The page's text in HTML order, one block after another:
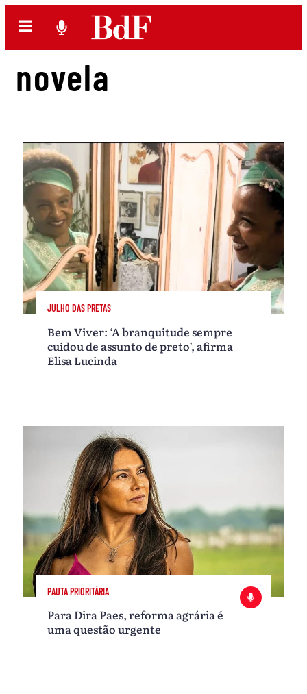
novela
JULHO DAS PRETAS
Bem Viver: ‘A branquitude sempre
cuidou de assunto de preto’, afirma
Elisa Lucinda
PAUTA PRIORITÁRIA
Para Dira Paes, reforma agrária é
uma questão urgente